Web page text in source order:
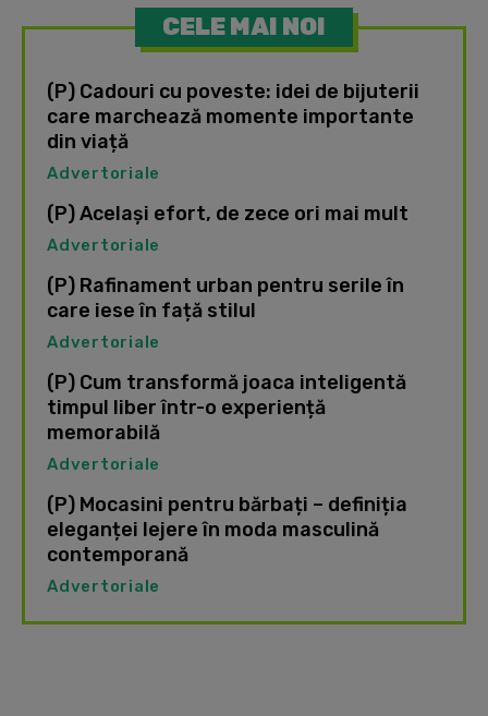
CELE MAI NOI
(P) Cadouri cu poveste: idei de bijuterii
care marchează momente importante
din viață
Advertoriale
(P) Același efort, de zece ori mai mult
Advertoriale
(P) Rafinament urban pentru serile în
care iese în față stilul
Advertoriale
(P) Cum transformă joaca inteligentă
timpul liber într-o experiență
memorabilă
Advertoriale
(P) Mocasini pentru bărbați – definiția
eleganței lejere în moda masculină
contemporană
Advertoriale